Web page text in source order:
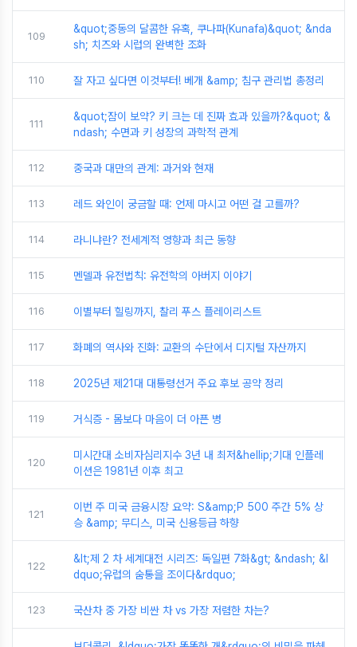
109
&quot;중동의 달콤한 유혹, 쿠나파(Kunafa)&quot; &nda
sh; 치즈와 시럽의 완벽한 조화
110 잘 자고 싶다면 이것부터! 베개 &amp; 침구 관리법 총정리
111
&quot;잠이 보약? 키 크는 데 진짜 효과 있을까?&quot; &
ndash; 수면과 키 성장의 과학적 관계
112 중국과 대만의 관계: 과거와 현재
113 레드 와인이 궁금할 때: 언제 마시고 어떤 걸 고를까?
114 라니냐란? 전세계적 영향과 최근 동향
115 멘델과 유전법칙: 유전학의 아버지 이야기
116 이별부터 힐링까지, 찰리 푸스 플레이리스트
117 화폐의 역사와 진화: 교환의 수단에서 디지털 자산까지
118 2025년 제21대 대통령선거 주요 후보 공약 정리
119 거식증 - 몸보다 마음이 더 아픈 병
120
미시간대 소비자심리지수 3년 내 최저&hellip;기대 인플레
이션은 1981년 이후 최고
121
이번 주 미국 금융시장 요약: S&amp;P 500 주간 5% 상
승 &amp; 무디스, 미국 신용등급 하향
122
&lt;제 2 차 세계대전 시리즈: 독일편 7화&gt; &ndash; &l
dquo;유럽의 숨통을 조이다&rdquo;
123 국산차 중 가장 비싼 차 vs 가장 저렴한 차는?